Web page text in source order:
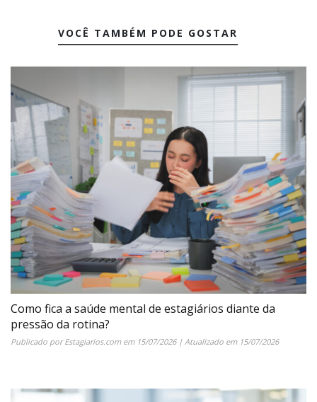
VOCÊ TAMBÉM PODE GOSTAR
Como fica a saúde mental de estagiários diante da
pressão da rotina?
Publicado porEstagiarios.comem 15/07/2026| Atualizado em 15/07/2026